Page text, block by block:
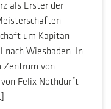
als Erster der
um Kapitän
nach Wiesbaden. In
Zentrum von
von Felix Nothdurft